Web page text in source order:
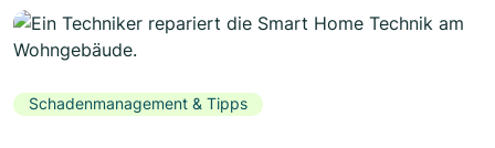
Schadenmanagement & Tipps